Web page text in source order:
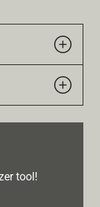
tool!